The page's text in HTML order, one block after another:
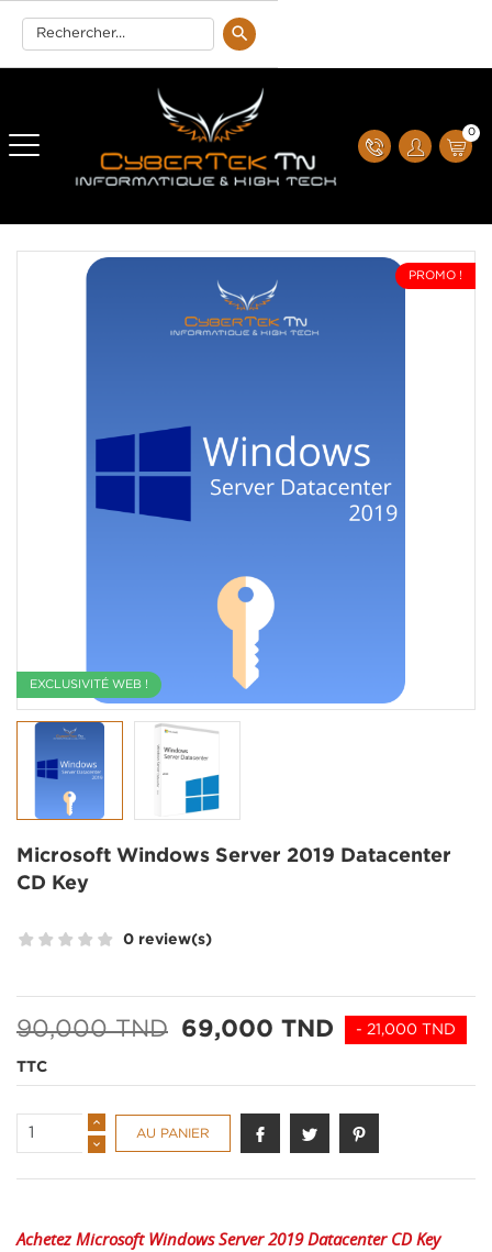
0
EXCLUSIVITÉ WEB !
PROMO !
Microsoft Windows Server 2019 Datacenter
CD Key
0 review(s)
90,000 TND 69,000 TND - 21,000 TND
TTC
AU PANIER
AchetezMicrosoft Windows Server 2019 Datacenter CD Key